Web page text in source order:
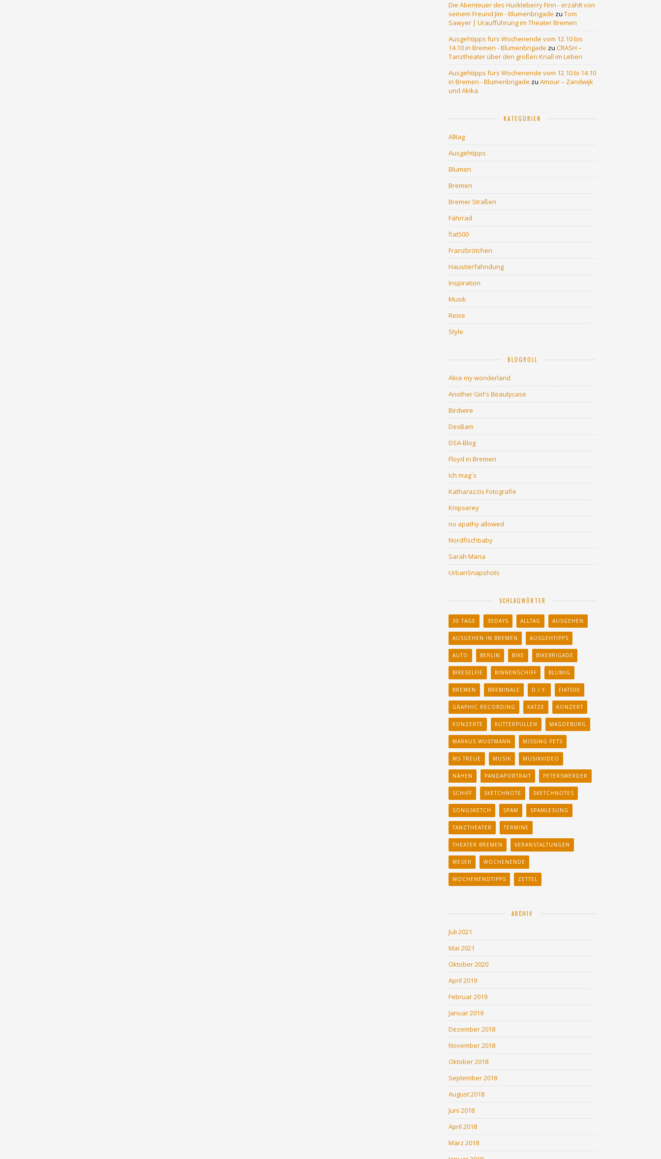
Die Abenteuer des Huckleberry Finn - erzählt von
seinem Freund Jim - Blumenbrigade zu Tom
Sawyer | Uraufführung im Theater Bremen
Ausgehtipps fürs Wochenende vom 12.10 bis
14.10 in Bremen - Blumenbrigade zu CRASH –
Tanztheater über den großen Knall im Leben
Ausgehtipps fürs Wochenende vom 12.10 bi 14.10
in Bremen - Blumenbrigade zu Amour – Zandwijk
und Akika
KATEGORIEN
Alltag
Ausgehtipps
Blumen
Bremen
Bremer Straßen
Fahrrad
fiat500
Franzbrötchen
Haustierfahndung
Inspiration
Musik
Reise
Style
BLOGROLL
Alice my wonderland
Another Girl's Beautycase
Birdwire
DesBam
DSA-Blog
Floyd in Bremen
Ich mag´s
Katharazzis Fotografie
Knipserey
no apathy allowed
Nordfischbaby
Sarah Maria
UrbanSnapshots
SCHLAGWÖRTER
30 TAGE 30DAYS ALLTAG AUSGEHEN
AUSGEHEN IN BREMEN AUSGEHTIPPS
AUTO BERLIN BIKE BIKEBRIGADE
BIKESELFIE BINNENSCHIFF BLUMIG
BREMEN BREMINALE D.I.Y. FIAT500
GRAPHIC RECORDING KATZE KONZERT
KONZERTE KUTTERPULLEN MAGDEBURG
MARKUS WUSTMANN MISSING PETS
MS TREUE MUSIK MUSIKVIDEO
NÄHEN PANDAPORTRAIT PETERSWERDER
SCHIFF SKETCHNOTE SKETCHNOTES
SONGSKETCH SPAM SPAMLESUNG
TANZTHEATER TERMINE
THEATER BREMEN VERANSTALTUNGEN
WESER WOCHENENDE
WOCHENENDTIPPS ZETTEL
ARCHIV
Juli 2021
Mai 2021
Oktober 2020
April 2019
Februar 2019
Januar 2019
Dezember 2018
November 2018
Oktober 2018
September 2018
August 2018
Juni 2018
April 2018
März 2018